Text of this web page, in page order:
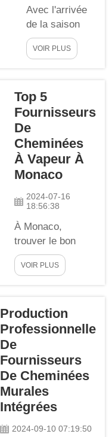
cherchez à
acheter une
cheminée
murale
usine, il est
très important
Avec l'arrivée
de la saison
hivernale qui
n'est pas si
Italie achètent
des murs
chauffants de
cheminée de
haute qualité,
et nous savons
tous qu'ils
procurent un
meilleur confort
pendant le
froid. Ce sont
des éléments
qui ne vous
chaud en hiver,
mais qui
également
parfaitement...
VOIR PLUS
Top 5
Fournisseurs
De
Cheminées
À Vapeur À
Monaco
2024-07-16
18:56:38
À Monaco,
trouver le bon
fournisseur de
cheminées à
propriétaires et
les entreprises
souhaitant
apporter chaleur
et style à leurs
espaces. Les
cheminées à
vapeur sont
intéressantes car
VOIR PLUS
Production
Professionnelle
De
Fournisseurs
De Cheminées
Murales
Intégrées
2024-09-10 07:19:50